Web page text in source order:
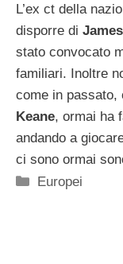
L’ex ct della
disporre di
stato convocato
familiari. Inoltre
come in passato,
Keane, ormai ha
andando a
ci sono ormai
Categorie
Europei